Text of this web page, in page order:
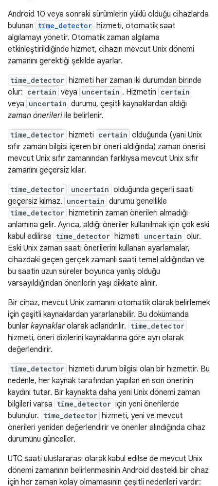
Android 10 veya sonraki sürümlerin yüklü olduğu cihazlarda
bulunan time_detector hizmeti, otomatik saat
algılamayı yönetir. Otomatik zaman algılama
etkinleştirildiğinde hizmet, cihazın mevcut Unix dönemi
zamanını gerektiği şekilde ayarlar.
time_detector hizmeti her zaman iki durumdan birinde
olur: certain veya uncertain . Hizmetin certain
veya uncertain durumu, çeşitli kaynaklardan aldığı
zaman önerileri ile belirlenir.
time_detector hizmeti certain olduğunda (yani Unix
sıfır zamanı bilgisi içeren bir öneri aldığında) zaman önerisi
mevcut Unix sıfır zamanından farklıysa mevcut Unix sıfır
zamanını geçersiz kılar.
time_detector uncertain olduğunda geçerli saati
geçersiz kılmaz. uncertain durumu genellikle
time_detector hizmetinin zaman önerileri almadığı
anlamına gelir. Ayrıca, aldığı öneriler kullanılmak için çok eski
kabul edilirse time_detector hizmeti uncertain olur.
Eski Unix zaman saati önerilerini kullanan ayarlamalar,
cihazdaki geçen gerçek zamanlı saati temel aldığından ve
bu saatin uzun süreler boyunca yanlış olduğu
varsayıldığından önerilerin yaşı dikkate alınır.
Bir cihaz, mevcut Unix zamanını otomatik olarak belirlemek
için çeşitli kaynaklardan yararlanabilir. Bu dokümanda
bunlar kaynaklarolarak adlandırılır. time_detector
hizmeti, öneri dizilerini kaynaklarına göre ayrı olarak
değerlendirir.
time_detector hizmeti durum bilgisi olan bir hizmettir. Bu
nedenle, her kaynak tarafından yapılan en son önerinin
kaydını tutar. Bir kaynakta daha yeni Unix dönemi zaman
bilgileri varsa time_detector için yeni önerilerde
bulunulur. time_detector hizmeti, yeni ve mevcut
önerileri yeniden değerlendirir ve öneriler alındığında cihaz
durumunu günceller.
UTC saati uluslararası olarak kabul edilse de mevcut Unix
dönemi zamanının belirlenmesinin Android destekli bir cihaz
için her zaman kolay olmamasının çeşitli nedenleri vardır: